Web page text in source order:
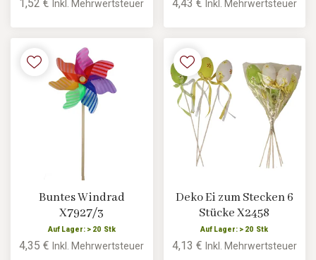
1,52 € Inkl. Mehrwertsteuer 4,43 € Inkl. Mehrwertsteuer
Buntes Windrad
X7927/3
Auf Lager: > 20 Stk
4,35 €Inkl. Mehrwertsteuer
Deko Ei zum Stecken 6
Stücke X2458
Auf Lager: > 20 Stk
4,13 € Inkl. Mehrwertsteuer